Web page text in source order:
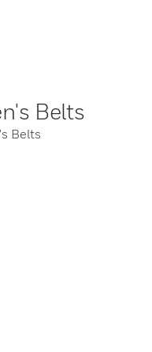
Belts
Belts